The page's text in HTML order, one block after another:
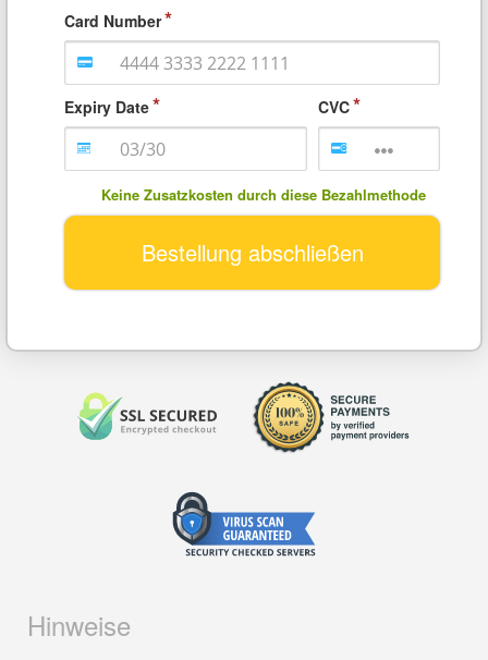
Card Number
Expiry Date CVC
Keine Zusatzkosten durch diese Bezahlmethode
Bestellung abschließen
Hinweise